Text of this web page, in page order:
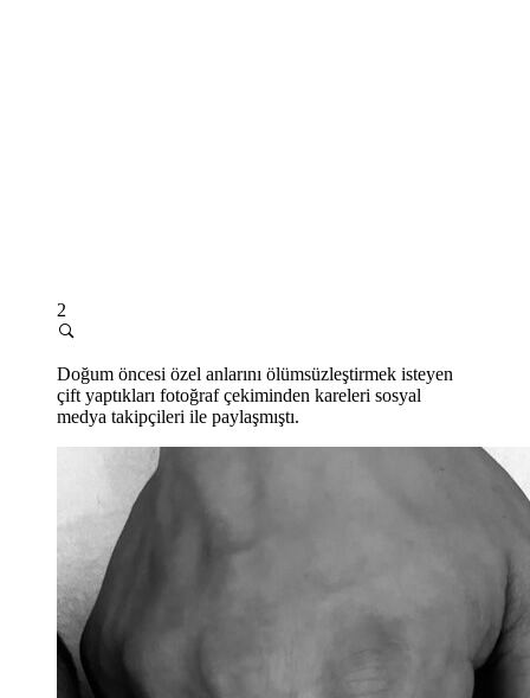
2
Doğum öncesi özel anlarını ölümsüzleştirmek isteyen
çift yaptıkları fotoğraf çekiminden kareleri sosyal
medya takipçileri ile paylaşmıştı.